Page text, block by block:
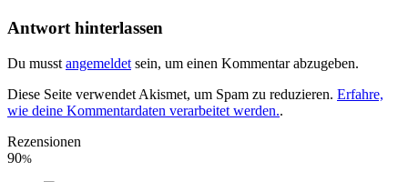
Antwort hinterlassen
Du musst angemeldet sein, um einen Kommentar abzugeben.
Diese Seite verwendet Akismet, um Spam zu reduzieren. Erfahre,
wie deine Kommentardaten verarbeitet werden..
Rezensionen
90%